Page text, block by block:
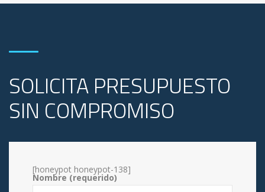
SOLICITA PRESUPUESTO
SIN COMPROMISO
[honeypot honeypot-138]
Nombre (requerido)